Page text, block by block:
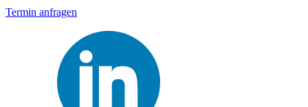
Termin anfragen